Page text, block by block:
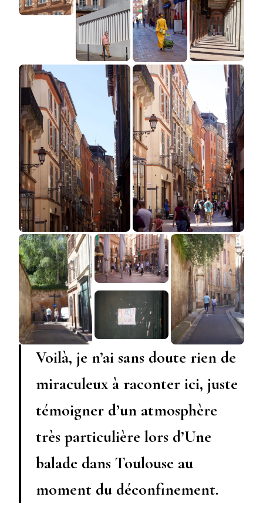
Voilà, je n’ai sans doute rien de
miraculeux à raconter ici, juste
témoigner d’un atmosphère
très particulière lors d’Une
balade dans Toulouse au
moment du déconfinement.